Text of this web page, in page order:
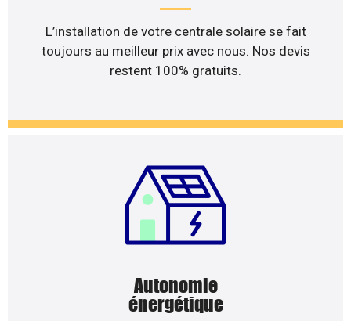
L’installation de votre centrale solaire se fait
toujours au meilleur prix avec nous. Nos devis
restent 100% gratuits.
Autonomie
énergétique